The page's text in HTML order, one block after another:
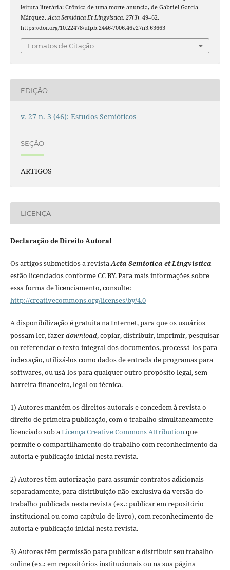
leitura literária: Crônica de uma morte anuncia, de Gabriel García
Márquez.Acta Semiótica Et Lingvistica, 27(3), 49–62.
https://doi.org/10.22478/ufpb.2446-7006.46v27n3.63663
Fomatos de Citação
EDIÇÃO
v. 27 n. 3 (46): Estudos Semióticos
SEÇÃO
ARTIGOS
LICENÇA
Declaração de Direito Autoral
Os artigos submetidos a revistaActa Semiotica et Lingvistica
estão licenciados conforme CC BY. Para mais informações sobre
essa forma de licenciamento, consulte:
http://creativecommons.org/licenses/by/4.0
A disponibilização é gratuita na Internet, para que os usuários
possam ler, fazerdownload, copiar, distribuir, imprimir, pesquisar
ou referenciar o texto integral dos documentos, processá-los para
indexação, utilizá-los como dados de entrada de programas para
softwares, ou usá-los para qualquer outro propósito legal, sem
barreira financeira, legal ou técnica.
1) Autores mantém os direitos autorais e concedem à revista o
direito de primeira publicação, com o trabalho simultaneamente
licenciado sob aLicença Creative Commons Attributionque
permite o compartilhamento do trabalho com reconhecimento da
autoria e publicação inicial nesta revista.
2) Autores têm autorização para assumir contratos adicionais
separadamente, para distribuição não-exclusiva da versão do
trabalho publicada nesta revista (ex.: publicar em repositório
institucional ou como capítulo de livro), com reconhecimento de
autoria e publicação inicial nesta revista.
3) Autores têm permissão para publicar e distribuir seu trabalho
online (ex.: em repositórios institucionais ou na sua página